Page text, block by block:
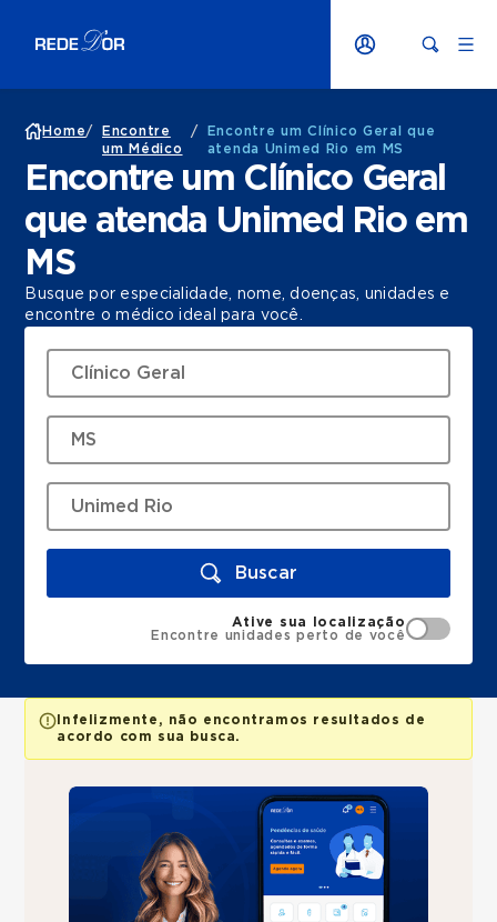
Home/
Encontre
um Médico
/
Encontre um Clínico Geral que
atenda Unimed Rio em MS
Encontre um Clínico Geral
que atenda Unimed Rio em
MS
Busque por especialidade, nome, doenças, unidades e
encontre o médico ideal para você.
Buscar
Ative sua localização
Encontre unidades perto de você
Infelizmente, não encontramos resultados de
acordo com sua busca.